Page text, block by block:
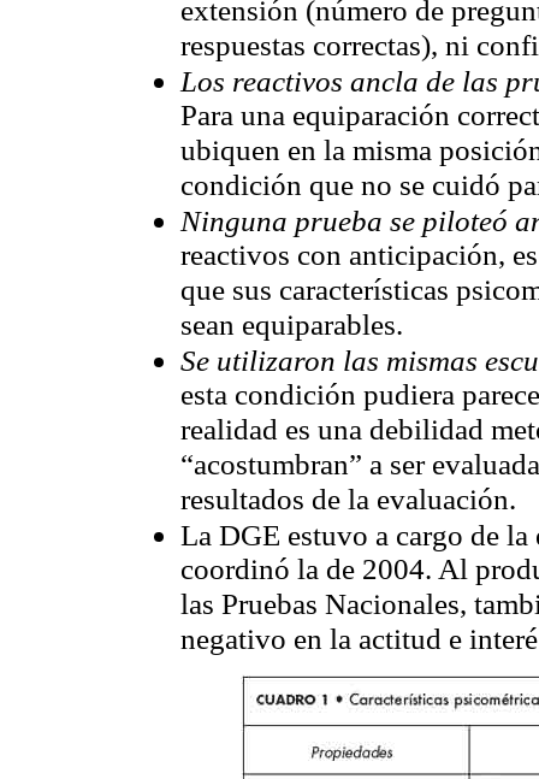
extensión (número de
respuestas correctas), ni
Los reactivos ancla de las
Para una equiparación
ubiquen en la misma
condición que no se cuidó
Ninguna prueba se piloteó
reactivos con anticipación,
que sus características
sean equiparables.
Se utilizaron las mismas
esta condición pudiera
realidad es una debilidad
“acostumbran” a ser
resultados de la evaluación.
La DGE estuvo a cargo de
coordinó la de 2004. Al
las Pruebas Nacionales,
negativo en la actitud e